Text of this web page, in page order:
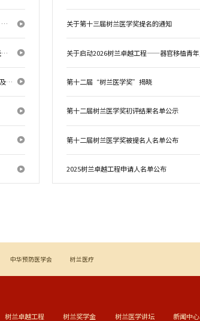
树兰卓越工程获奖者|廖涛：潜心移植免疫研究，守护“医学皇冠上的明珠”——哈佛医学院研修感想
树兰卓越工程获奖者|蒙轩：以刀为笔，书生命经纬——杜克大学移植中心研修随笔
研修伦敦皇家自由医院：多学科协作下的肝胆胰及肝脏移植外科的新视界
关于第十三届树兰医学奖提名的通知
第十二届“树兰医学奖”揭晓
第十二届树兰医学奖初评结果名单公示
第十二届树兰医学奖被提名人名单公布
2025树兰卓越工程申请人名单公布
中华预防医学会 树兰医疗
树兰卓越工程 树兰奖学金 树兰医学讲坛 新闻中心